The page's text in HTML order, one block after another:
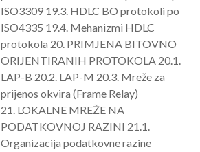
ISO3309 19.3. HDLC BO protokoli po
ISO4335 19.4. Mehanizmi HDLC
protokola 20. PRIMJENA BITOVNO
ORIJENTIRANIH PROTOKOLA 20.1.
LAP-B 20.2. LAP-M 20.3. Mreže za
prijenos okvira (Frame Relay)
21. LOKALNE MREŽE NA
PODATKOVNOJ RAZINI 21.1.
Organizacija podatkovne razine